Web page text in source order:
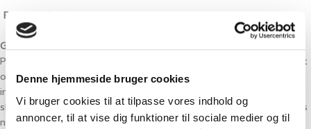
Denne hjemmeside bruger cookies
Vi bruger cookies til at tilpasse vores indhold og
annoncer, til at vise dig funktioner til sociale medier og til
Personoplysninger
Generelt
Personoplysninger er alle slags informationer, der i et eller andet
omfang kan henføres til dig. Når du benytter vores website
indsamler og behandler vi en række sådanne informationer. Det
sker f.eks. ved alm. tilgang af indhold, hvis du tilmelder dig vores
nyhedsbrev, deltager i konkurrencer eller undersøgelser,